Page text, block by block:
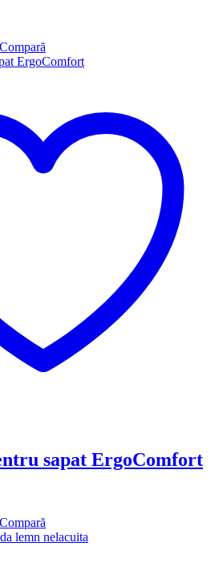
Compară
sapat ErgoComfort
Compară